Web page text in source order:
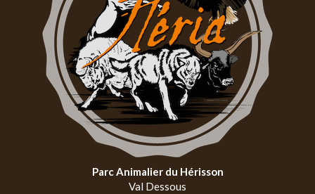
Parc Animalier du Hérisson
Val Dessous